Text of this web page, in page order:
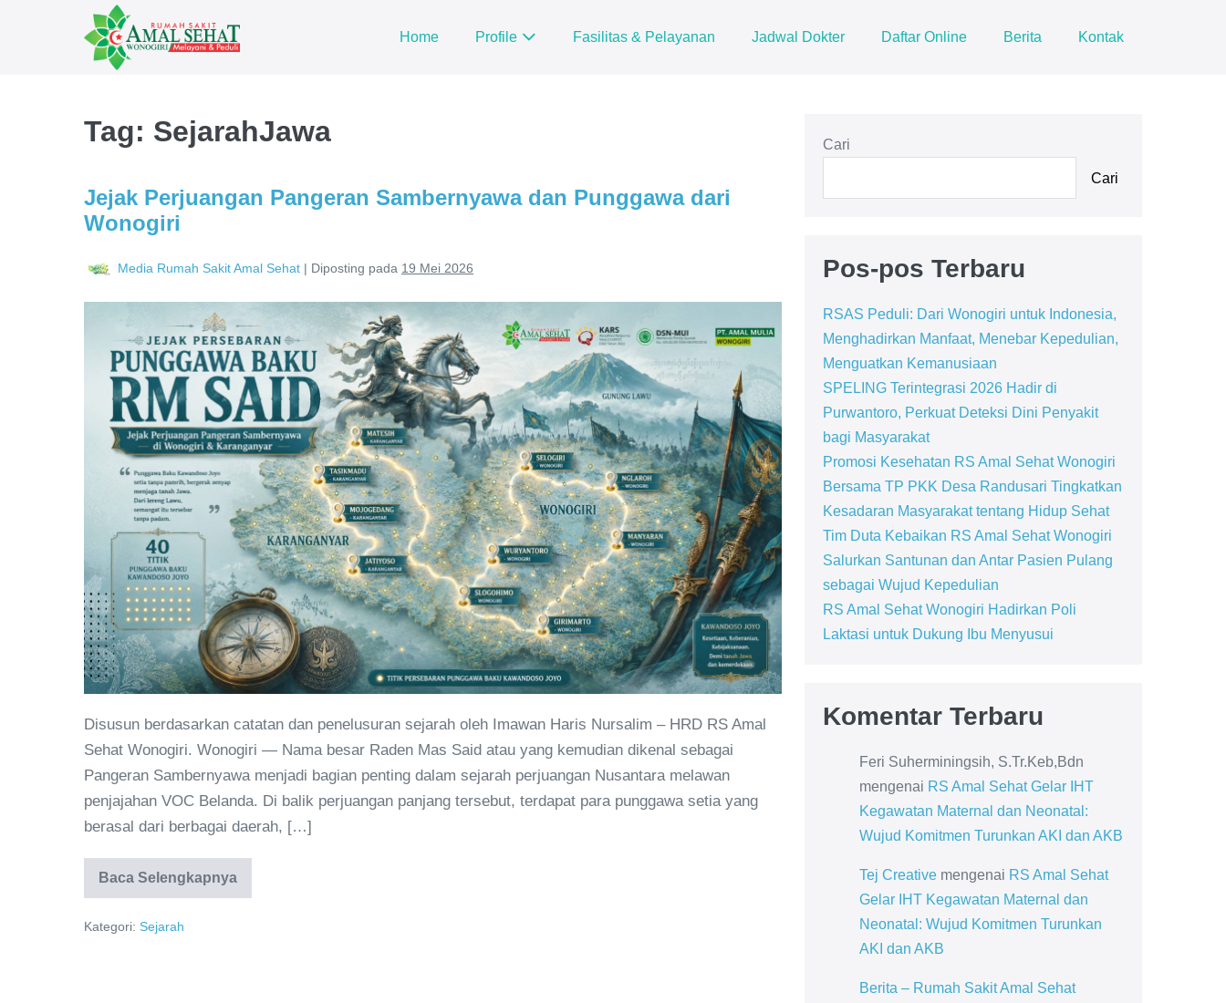
Home Profile Fasilitas & Pelayanan Jadwal Dokter Daftar Online Berita Kontak
Tag: SejarahJawa
Jejak Perjuangan Pangeran Sambernyawa dan Punggawa dari
Wonogiri
Media Rumah Sakit Amal Sehat | Diposting pada 19 Mei 2026
Disusun berdasarkan catatan dan penelusuran sejarah oleh Imawan Haris Nursalim – HRD RS Amal
Sehat Wonogiri. Wonogiri — Nama besar Raden Mas Said atau yang kemudian dikenal sebagai
Pangeran Sambernyawa menjadi bagian penting dalam sejarah perjuangan Nusantara melawan
penjajahan VOC Belanda. Di balik perjuangan panjang tersebut, terdapat para punggawa setia yang
berasal dari berbagai daerah, […]
Baca Selengkapnya
Kategori: Sejarah
Cari
Cari
Pos-pos Terbaru
RSAS Peduli: Dari Wonogiri untuk Indonesia,
Menghadirkan Manfaat, Menebar Kepedulian,
Menguatkan Kemanusiaan
SPELING Terintegrasi 2026 Hadir di
Purwantoro, Perkuat Deteksi Dini Penyakit
bagi Masyarakat
Promosi Kesehatan RS Amal Sehat Wonogiri
Bersama TP PKK Desa Randusari Tingkatkan
Kesadaran Masyarakat tentang Hidup Sehat
Tim Duta Kebaikan RS Amal Sehat Wonogiri
Salurkan Santunan dan Antar Pasien Pulang
sebagai Wujud Kepedulian
RS Amal Sehat Wonogiri Hadirkan Poli
Laktasi untuk Dukung Ibu Menyusui
Komentar Terbaru
Feri Suherminingsih, S.Tr.Keb,Bdn
mengenai RS Amal Sehat Gelar IHT
Kegawatan Maternal dan Neonatal:
Wujud Komitmen Turunkan AKI dan AKB
Tej Creativemengenai RS Amal Sehat
Gelar IHT Kegawatan Maternal dan
Neonatal: Wujud Komitmen Turunkan
AKI dan AKB
Berita – Rumah Sakit Amal Sehat